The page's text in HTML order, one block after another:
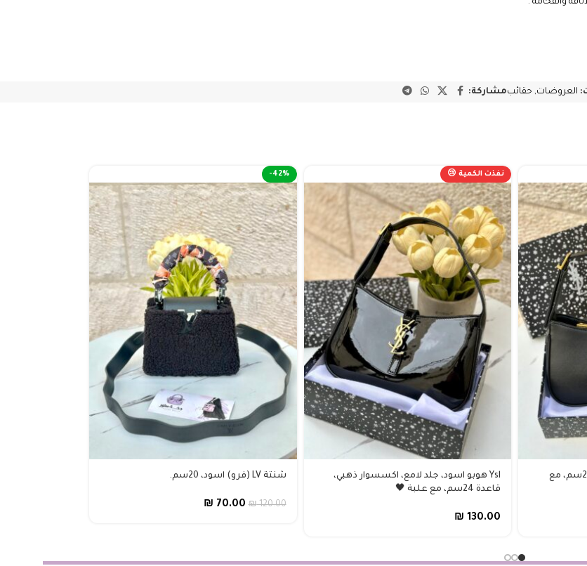
العروضات, حقائبمشاركة:
Ysl هوبو اسود جلد مَت، قاعدة 24سم، مع
نفذت الكمية 😢
Ysl هوبو اسود، جلد لامع، اكسسوار ذهبي،
قاعدة 24سم، مع علبة 🖤
₪ 130.00
-42%
شنتة LV (فرو) اسود، 20سم.
₪120.00
₪ 70.00